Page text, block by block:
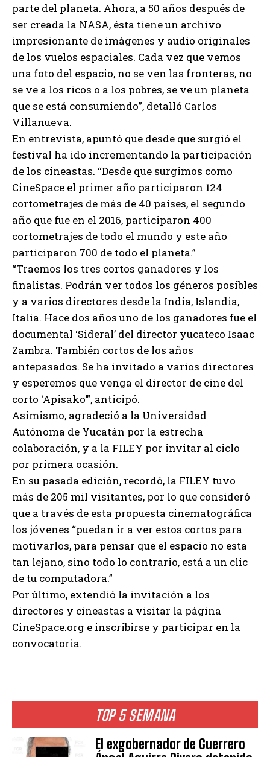
TOP 5 SEMANA
El exgobernador de Guerrero
parte del planeta. Ahora, a 50 años después de
ser creada la NASA, ésta tiene un archivo
impresionante de imágenes y audio originales
de los vuelos espaciales. Cada vez que vemos
una foto del espacio, no se ven las fronteras, no
se ve a los ricos o a los pobres, se ve un planeta
que se está consumiendo”, detalló Carlos
Villanueva.
En entrevista, apuntó que desde que surgió el
festival ha ido incrementando la participación
de los cineastas. “Desde que surgimos como
CineSpace el primer año participaron 124
cortometrajes de más de 40 países, el segundo
año que fue en el 2016, participaron 400
cortometrajes de todo el mundo y este año
participaron 700 de todo el planeta.”
“Traemos los tres cortos ganadores y los
finalistas. Podrán ver todos los géneros posibles
y a varios directores desde la India, Islandia,
Italia. Hace dos años uno de los ganadores fue el
documental ‘Sideral’ del director yucateco Isaac
Zambra. También cortos de los años
antepasados. Se ha invitado a varios directores
y esperemos que venga el director de cine del
corto ‘Apisako’”, anticipó.
Asimismo, agradeció a la Universidad
Autónoma de Yucatán por la estrecha
colaboración, y a la FILEY por invitar al ciclo
por primera ocasión.
En su pasada edición, recordó, la FILEY tuvo
más de 205 mil visitantes, por lo que consideró
que a través de esta propuesta cinematográfica
los jóvenes “puedan ir a ver estos cortos para
motivarlos, para pensar que el espacio no esta
tan lejano, sino todo lo contrario, está a un clic
de tu computadora.”
Por último, extendió la invitación a los
directores y cineastas a visitar la página
CineSpace.org e inscribirse y participar en la
convocatoria.